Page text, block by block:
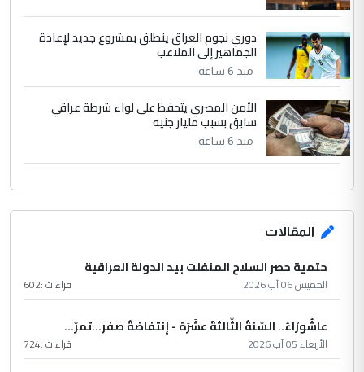
دوري نجوم العراق ينطلق بمشروع جديد لإعادة
الجماهير إلى الملاعب
منذ 6 ساعة
الأمن المصري يتحفظ على لواء شرطة عراقي
سابق بسبب مليار جنيه
منذ 6 ساعة
المقالات
حتمية حصر السلاح المنفلت بيد الدولة العراقية
الخميس 06 آب 2026 قراءات :602
عاشُورْاءُ.. السّنَةُ الثّالثةَ عشَرَة - إِنتفاضةُ صفَر…تمرّ...
الأربعاء 05 آب 2026 قراءات :724